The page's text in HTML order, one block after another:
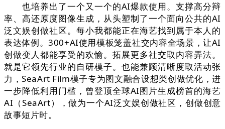
也培养出了一个又一个的AI爆款使用。支撑高分辩
率、高还原度图像生成，从头塑制了一个面向公共的AI
泛文娱创做社区。每小我都能正在海艺找到属于本人的
表达体例。300+AI使用模板笼盖社交内容全场景，让AI
创做变人都能享受的欢愉。拓展更多社交取内容弄法。
就是它领先行业的自研模子。也能兼顾清晰度取活动张
力，SeaArt Film模子专为图文融合设想类创做优化，进
一步降低利用门槛，曾登顶全球AI图片生成榜首的海艺
AI（SeaArt），做为一个AI泛文娱创做社区，创做创意
故事短片时。